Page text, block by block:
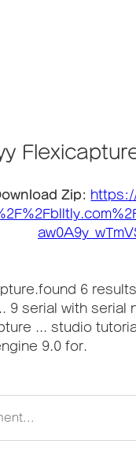
Zip:
6
9 serial with serial
... studio
9.0 for.